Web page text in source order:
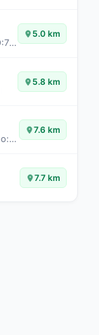
Fevzi Çakmak Mah. Yunus Emre Bul.NO:73/1A
5.0 km
5.8 km
Sürsürü Mah.Şht.Mustafa Uygur Bulv.No:82/A
7.6 km
7.7 km